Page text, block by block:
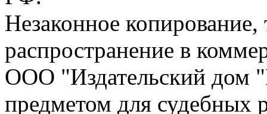
Незаконное
распространение в
ООО "Издательский дом
предметом для судебных